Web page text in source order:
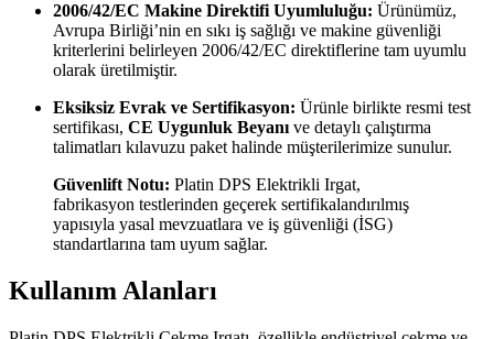
2006/42/EC Makine Direktifi Uyumluluğu: Ürünümüz,
Avrupa Birliği’nin en sıkı iş sağlığı ve makine güvenliği
kriterlerini belirleyen 2006/42/EC direktiflerine tam uyumlu
olarak üretilmiştir.
Eksiksiz Evrak ve Sertifikasyon: Ürünle birlikte resmi test
sertifikası, CE Uygunluk Beyanı ve detaylı çalıştırma
talimatları kılavuzu paket halinde müşterilerimize sunulur.
Güvenlift Notu: Platin DPS Elektrikli Irgat,
fabrikasyon testlerinden geçerek sertifikalandırılmış
yapısıyla yasal mevzuatlara ve iş güvenliği (İSG)
standartlarına tam uyum sağlar.
Kullanım Alanları